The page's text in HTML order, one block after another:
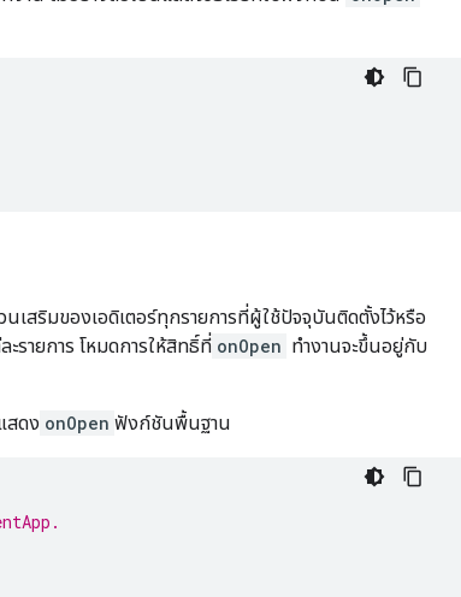
เสริมของเอดิเตอร์ทุกรายการที่ผู้ใช้ปัจจุบันติดตั้งไว้หรือ
ะรายการ โหมดการให้สิทธิ์ที่ onOpen ทำงานจะขึ้นอยู่กับ
สดง onOpen ฟังก์ชันพื้นฐาน